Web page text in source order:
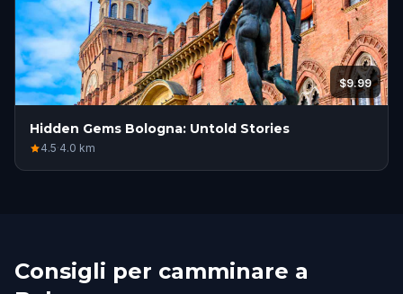
$9.99
Hidden Gems Bologna: Untold Stories
4.5·4.0 km
Consigli per camminare a